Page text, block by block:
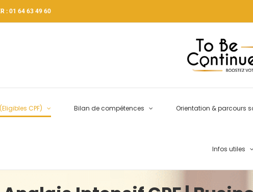
: 01 64 63 49 60
CPF) Bilan de compétences Orientation & parcours
Infos utiles